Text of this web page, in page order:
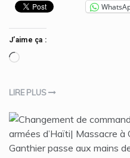
J’aime ça :
Chargement…
LIRE PLUS